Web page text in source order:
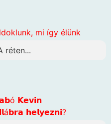
mi így élünk
réten...
𝗞𝗲𝘃𝗶𝗻
𝗵𝗲𝗹𝘆𝗲𝘇𝗻𝗶?